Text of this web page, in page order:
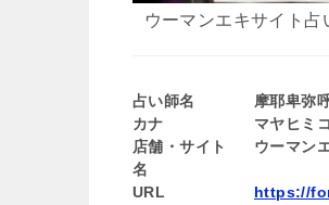
ウーマンエキサイト占
占い師名
摩耶卑弥
カナ
マヤヒミコ
店舗・サイト
名
ウーマン
URL
https://